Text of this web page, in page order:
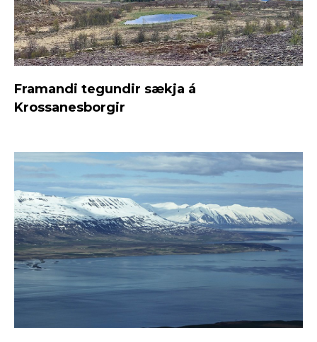
Framandi tegundir sækja á
Krossanesborgir